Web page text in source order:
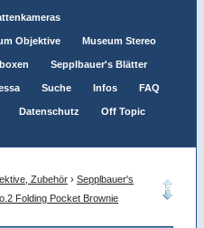
Objektive Museum Stereo
Sepplbauer's Blätter
Suche Infos FAQ
Datenschutz Off Topic
Zubehör › Sepplbauer's
Folding Pocket Brownie